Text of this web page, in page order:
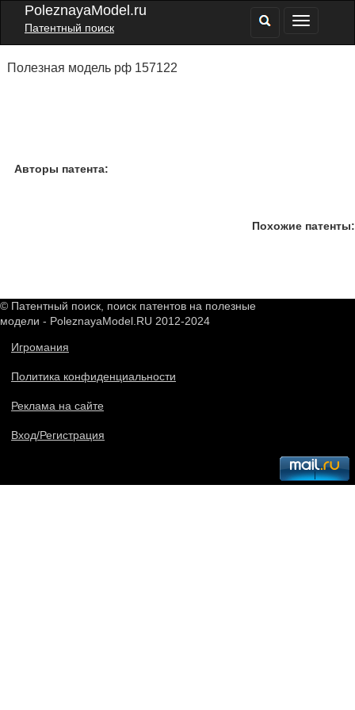
PoleznayaModel.ru
Патентный поиск
Полезная модель рф 157122
Авторы патента:
Похожие патенты:
© Патентный поиск, поиск патентов на полезные
модели - PoleznayaModel.RU 2012-2024
Игромания
Политика конфиденциальности
Реклама на сайте
Вход/Регистрация